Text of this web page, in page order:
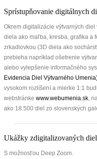
Sprístupňovanie digitálnych
Okrem digitalizácie výtvarných
diela ako maľba, kresba, grafika a
zrkadlovkou (3D diela ako
prebieha napríklad ošetrenie
alebo vylepšenie informačného
Evidencia Diel Výtvarného
vysokom rozlíšení a mierke 1:1
webstránke www.webumenia.sk,
ako 18.500 diel zo slovenských
Ukážky zdigitalizovaných diel
S možnosťou Deep Zoom.